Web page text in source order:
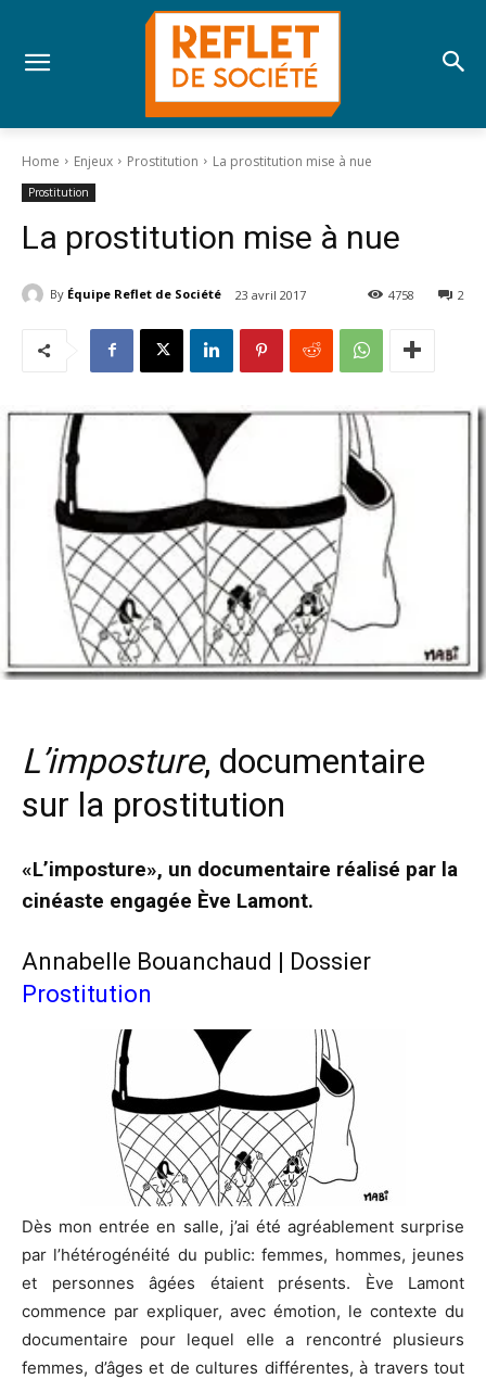
Home Enjeux Prostitution La prostitution mise à nue
Prostitution
La prostitution mise à nue
By Équipe Reflet de Société 23 avril 2017 2
4758
L’imposture, documentaire
sur la prostitution
«L’imposture», un documentaire réalisé par la
cinéaste engagée Ève Lamont.
Annabelle Bouanchaud | Dossier
Prostitution
Dès mon entrée en salle, j’ai été agréablement surprise
par l’hétérogénéité du public: femmes, hommes, jeunes
et personnes âgées étaient présents. Ève Lamont
commence par expliquer, avec émotion, le contexte du
documentaire pour lequel elle a rencontré plusieurs
femmes, d’âges et de cultures différentes, à travers tout